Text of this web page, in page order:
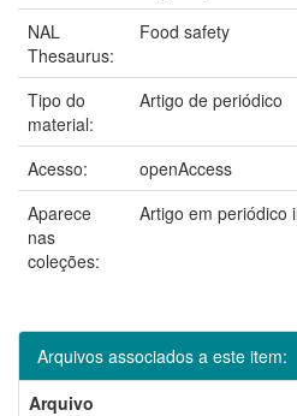
NAL
Thesaurus:
Food safety
Tipo do
material:
Artigo de periódico
Acesso:
openAccess
Aparece
nas
coleções:
Artigo em periódico
Arquivos associados a este item:
Arquivo